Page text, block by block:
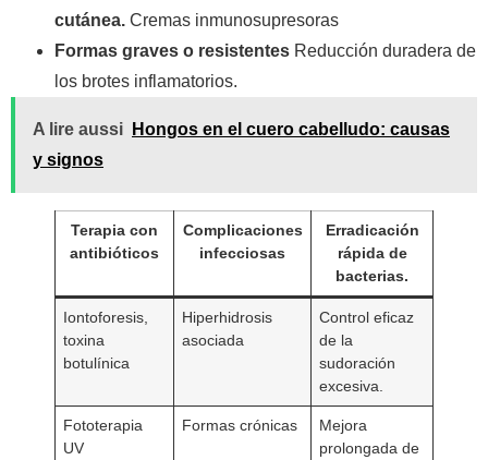
cutánea. Cremas inmunosupresoras
Formas graves o resistentes Reducción duradera de
los brotes inflamatorios.
A lire aussi
Hongos en el cuero cabelludo: causas
y signos
Terapia con
antibióticos
Complicaciones
infecciosas
Erradicación
rápida de
bacterias.
Iontoforesis,
toxina
botulínica
Hiperhidrosis
asociada
Control eficaz
de la
sudoración
excesiva.
Fototerapia
UV
Formas crónicas
Mejora
prolongada de